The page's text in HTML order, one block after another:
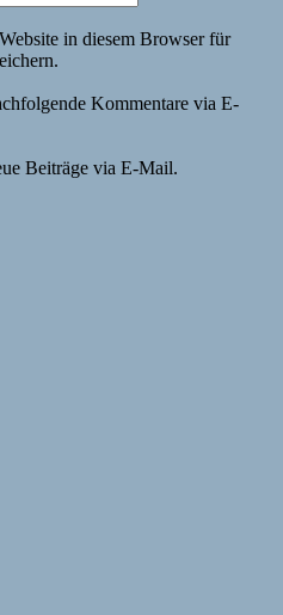
in diesem Browser für
Kommentare via E-
Beiträge via E-Mail.